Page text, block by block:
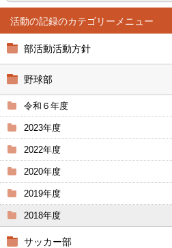
活動の記録
部活動活動方針
野球部
令和６年度
2023年度
2022年度
2020年度
2019年度
2018年度
サッカー部